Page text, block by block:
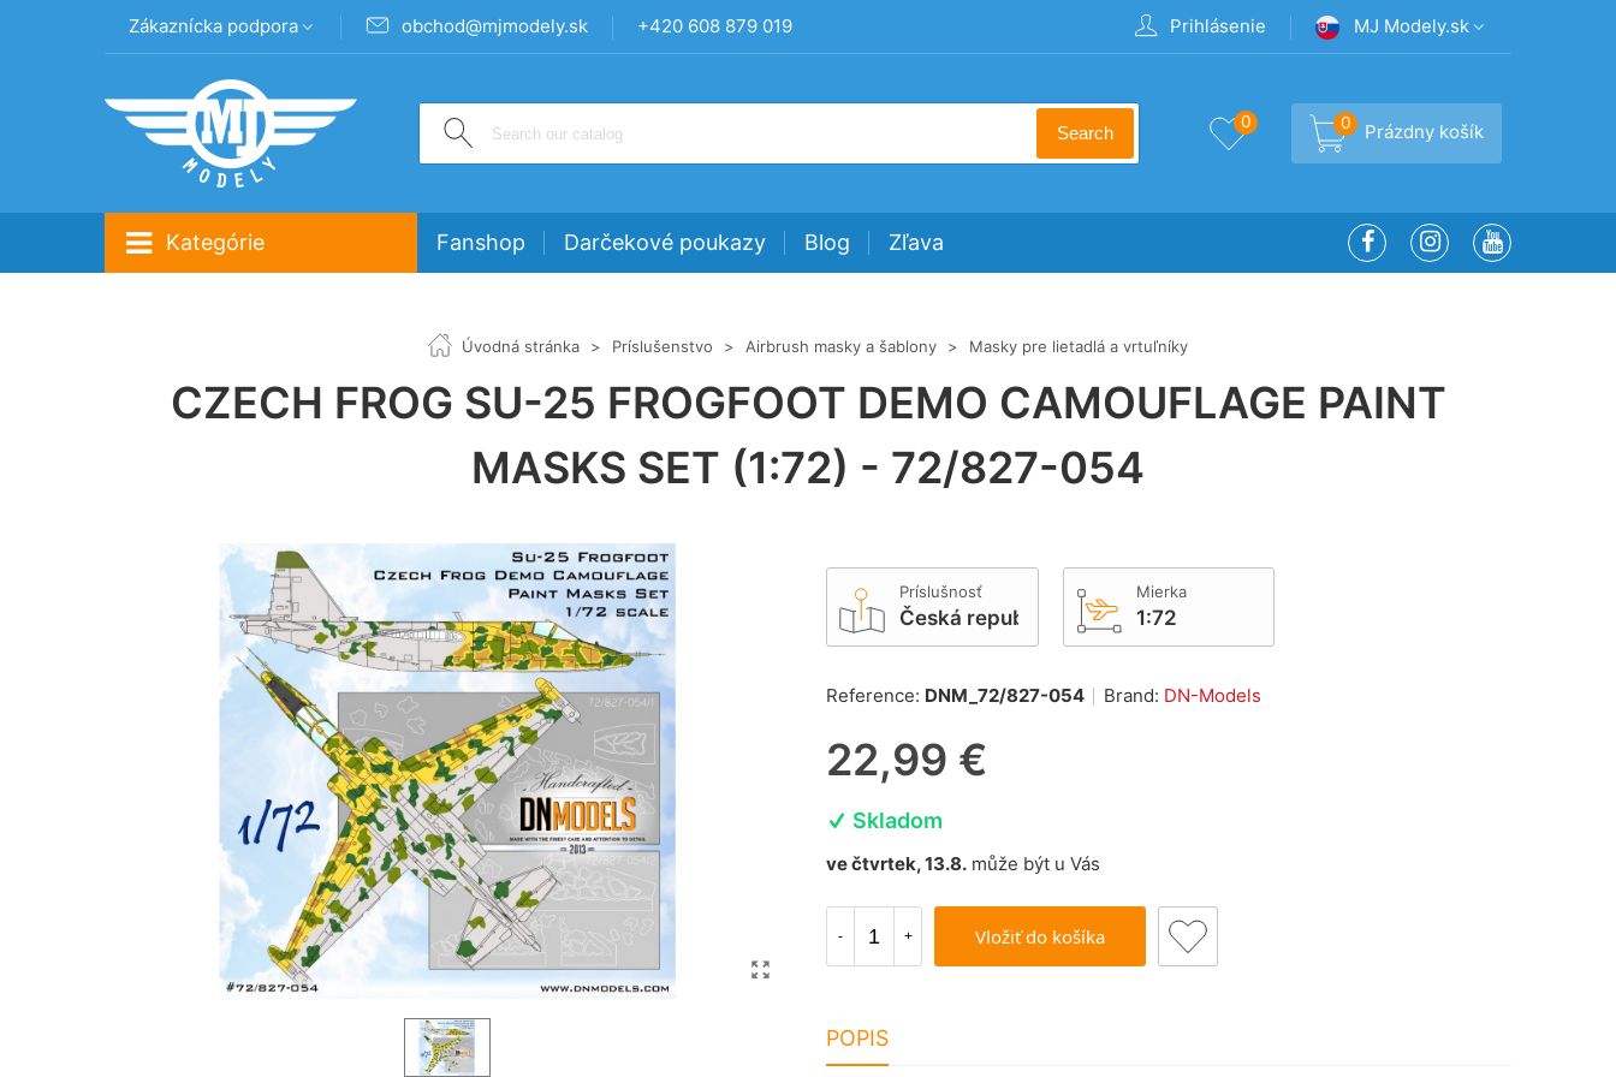
Zákaznícka podpora obchod@mjmodely.sk +420 608 879 019 Prihlásenie MJ Modely.sk
Search
0 0 Prázdny košík
Kategórie Fanshop Darčekové poukazy Blog Zľava
Úvodná stránka > Príslušenstvo > Airbrush masky a šablony > Masky pre lietadlá a vrtuľníky
CZECH FROG SU-25 FROGFOOT DEMO CAMOUFLAGE PAINT
MASKS SET (1:72) - 72/827-054
Príslušnosť
Česká republika / Československo
Mierka
1:72
Reference: DNM_72/827-054 Brand: DN-Models
22,99 €
Skladom
ve čtvrtek, 13.8. může být u Vás
- + Vložiť do košíka
POPIS